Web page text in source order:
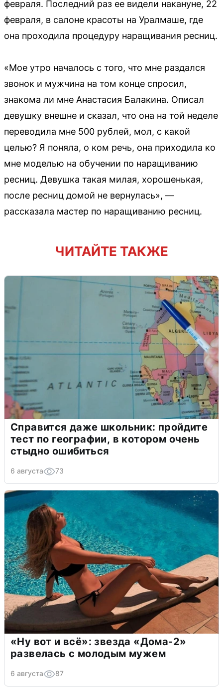
февраля. Последний раз ее видели накануне, 22
февраля, в салоне красоты на Уралмаше, где
она проходила процедуру наращивания ресниц.
«Мое утро началось с того, что мне раздался
звонок и мужчина на том конце спросил,
знакома ли мне Анастасия Балакина. Описал
девушку внешне и сказал, что она на той неделе
переводила мне 500 рублей, мол, с какой
целью? Я поняла, о ком речь, она приходила ко
мне моделью на обучении по наращиванию
ресниц. Девушка такая милая, хорошенькая,
после ресниц домой не вернулась», —
рассказала мастер по наращиванию ресниц.
ЧИТАЙТЕ ТАКЖЕ
Справится даже школьник: пройдите
тест по географии, в котором очень
стыдно ошибиться
6 августа 73
«Ну вот и всё»: звезда «Дома-2»
развелась с молодым мужем
6 августа 87